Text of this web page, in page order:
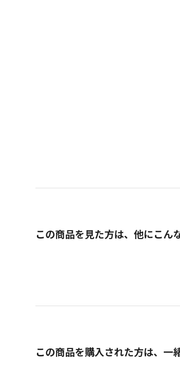
この商品を見た方は、他にこん
この商品を購入された方は、一